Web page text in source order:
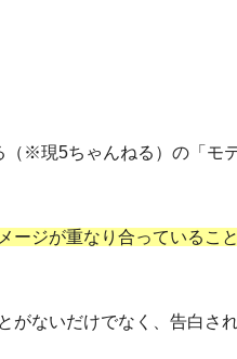
（※現5ちゃんねる）の「モ
ージが重なり合っているこ
がないだけでなく、告白さ